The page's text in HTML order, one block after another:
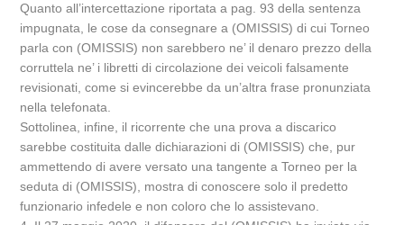
Quanto all’intercettazione riportata a pag. 93 della sentenza
impugnata, le cose da consegnare a (OMISSIS) di cui Torneo
parla con (OMISSIS) non sarebbero ne’ il denaro prezzo della
corruttela ne’ i libretti di circolazione dei veicoli falsamente
revisionati, come si evincerebbe da un’altra frase pronunziata
nella telefonata.
Sottolinea, infine, il ricorrente che una prova a discarico
sarebbe costituita dalle dichiarazioni di (OMISSIS) che, pur
ammettendo di avere versato una tangente a Torneo per la
seduta di (OMISSIS), mostra di conoscere solo il predetto
funzionario infedele e non coloro che lo assistevano.